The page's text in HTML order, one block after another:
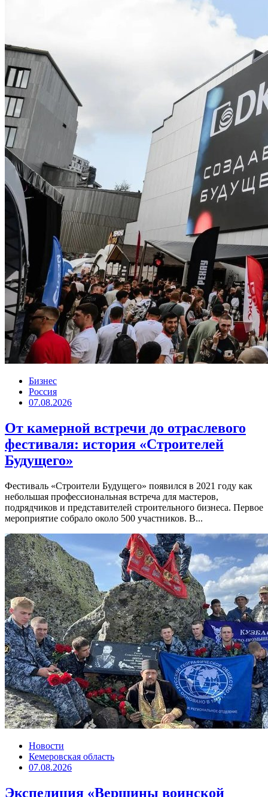
Бизнес
Россия
07.08.2026
От камерной встречи до отраслевого
фестиваля: история «Строителей
Будущего»
Фестиваль «Строители Будущего» появился в 2021 году как
небольшая профессиональная встреча для мастеров,
подрядчиков и представителей строительного бизнеса. Первое
мероприятие собрало около 500 участников. В...
Новости
Кемеровская область
07.08.2026
Экспедиция «Вершины воинской